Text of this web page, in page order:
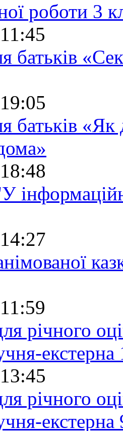
роботи 3
батьків
батьків
річного
екстерна
річного
екстерна